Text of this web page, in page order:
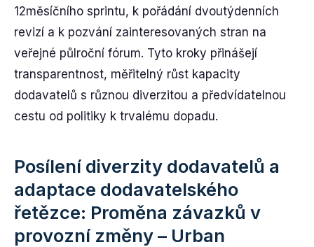
12měsíčního sprintu, k pořádání dvoutýdenních
revizí a k pozvání zainteresovaných stran na
veřejné půlroční fórum. Tyto kroky přinášejí
transparentnost, měřitelný růst kapacity
dodavatelů s různou diverzitou a předvídatelnou
cestu od politiky k trvalému dopadu.
Posílení diverzity dodavatelů a
adaptace dodavatelského
řetězce: Proměna závazků v
provozní změny – Urban